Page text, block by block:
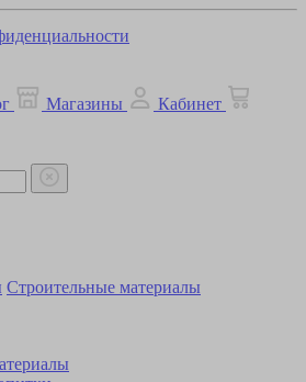
Магазины
Кабинет
Строительные материалы